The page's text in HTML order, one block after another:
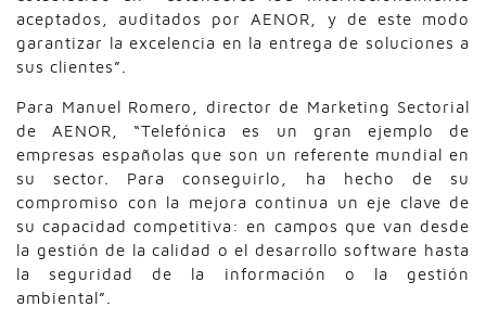
aceptados, auditados por AENOR, y de este modo
garantizar la excelencia en la entrega de soluciones a
sus clientes”.
Para Manuel Romero, director de Marketing Sectorial
de AENOR, “Telefónica es un gran ejemplo de
empresas españolas que son un referente mundial en
su sector. Para conseguirlo, ha hecho de su
compromiso con la mejora continua un eje clave de
su capacidad competitiva: en campos que van desde
la gestión de la calidad o el desarrollo software hasta
la seguridad de la información o la gestión
ambiental”.